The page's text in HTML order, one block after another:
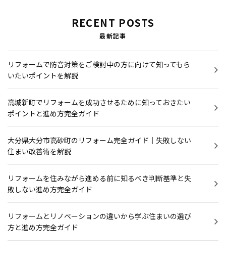
RECENT POSTS
最新記事
リフォームで防音対策をご検討中の方に向けて知ってもら
いたいポイントを解説
高城新町でリフォームを成功させるために知っておきたい
ポイントと進め方完全ガイド
大分県大分市高砂町のリフォーム完全ガイド｜失敗しない
住まい改善術を解説
リフォームを住みながら進める前に知るべき判断基準と失
敗しない進め方完全ガイド
リフォームとリノベーションの違いから学ぶ住まいの選び
方と進め方完全ガイド